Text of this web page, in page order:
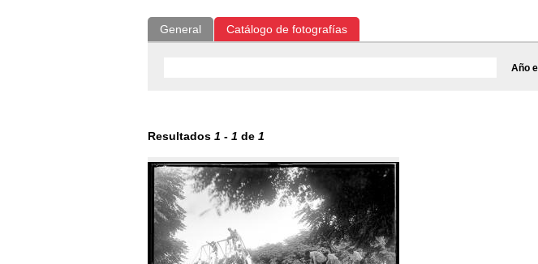
General Catálogo de fotografías
Año
Resultados 1 - 1 de 1